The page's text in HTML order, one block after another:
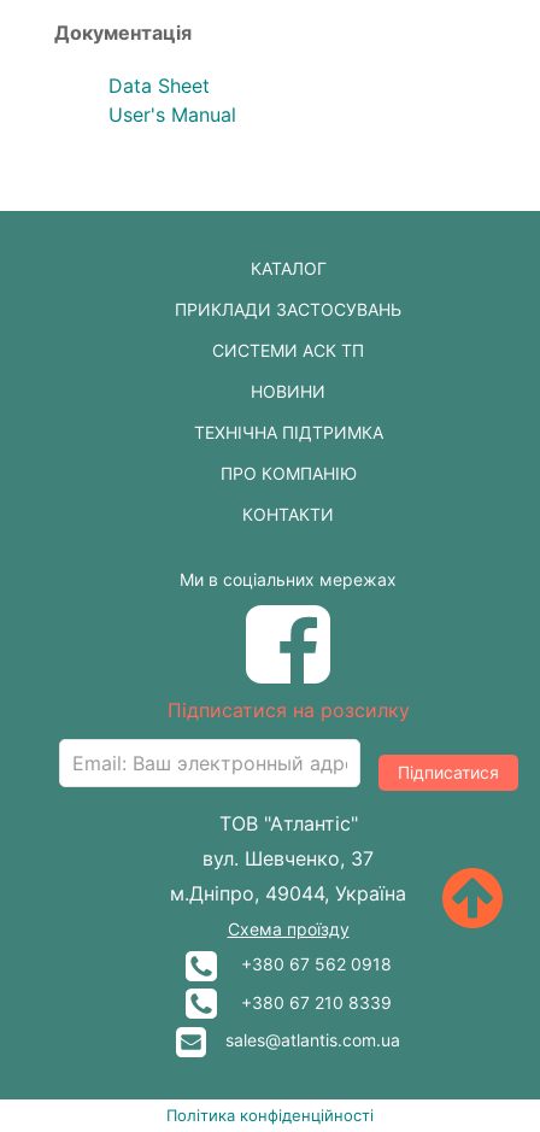
Документація
Data Sheet
User's Manual
КАТАЛОГ
ПРИКЛАДИ ЗАСТОСУВАНЬ
СИСТЕМИ АСК ТП
НОВИНИ
ТЕХНІЧНА ПІДТРИМКА
ПРО КОМПАНІЮ
КОНТАКТИ
Ми в соціальних мережах
Підписатися на розсилку
Підписатися
ТОВ "Атлантіс"
вул. Шевченко, 37
м.Дніпро, 49044, Україна
Схема проїзду
+380 67 562 0918
+380 67 210 8339
sales@atlantis.com.ua
Політика конфіденційності